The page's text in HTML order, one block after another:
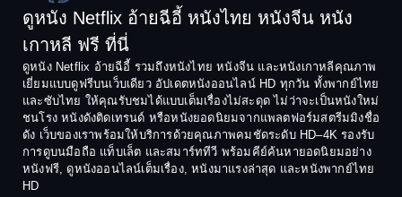
Comedy ตลก
Coming-of-age ชีวิตวัยรุ่น
Crime อาชญากรรม
Crime อาชญากรรม
1992
1991
1990
1988
1987
1986
1985
1984
1983
1982
1981
1980
1978
ดูหนัง Netflix อ้ายฉีอี้ หนังไทย หนังจีน หนัง
เกาหลี ฟรี ที่นี่
ดูหนัง Netflix อ้ายฉีอี้ รวมถึงหนังไทย หนังจีน และหนังเกาหลีคุณภาพ
เยี่ยมแบบดูฟรีบนเว็บเดียว อัปเดตหนังออนไลน์ HD ทุกวัน ทั้งพากย์ไทย
และซับไทย ให้คุณรับชมได้แบบเต็มเรื่องไม่สะดุด ไม่ว่าจะเป็นหนังใหม่
ชนโรง หนังดังติดเทรนด์ หรือหนังยอดนิยมจากแพลตฟอร์มสตรีมมิงชื่อ
ดัง เว็บของเราพร้อมให้บริการด้วยคุณภาพคมชัดระดับ HD–4K รองรับ
การดูบนมือถือ แท็บเล็ต และสมาร์ททีวี พร้อมคีย์ค้นหายอดนิยมอย่าง
หนังฟรี, ดูหนังออนไลน์เต็มเรื่อง, หนังมาแรงล่าสุด และหนังพากย์ไทย
HD